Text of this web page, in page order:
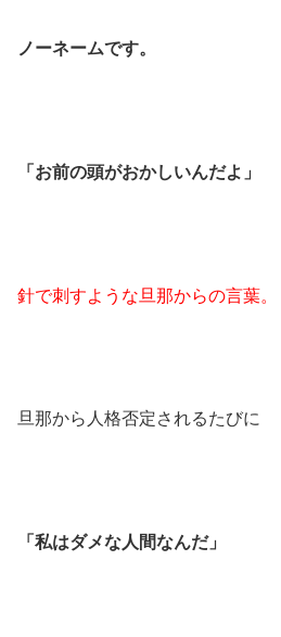
ノーネームです。
「お前の頭がおかしいんだよ」
針で刺すような旦那からの言葉。
旦那から人格否定されるたびに
「私はダメな人間なんだ」